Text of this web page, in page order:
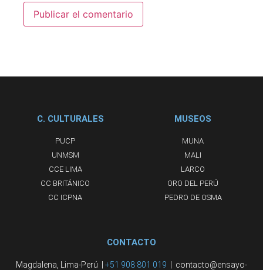
C. CULTURALES
PUCP
UNMSM
CCE LIMA
CC BRITÁNICO
CC ICPNA
MUSEOS
MUNA
MALI
LARCO
ORO DEL PERÚ
PEDRO DE OSMA
CONTACTO
Magdalena, Lima-Perú | +51 908 801 019
| contacto@ensayo-